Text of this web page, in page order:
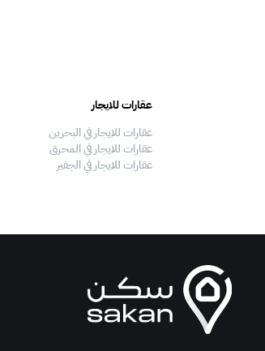
عقارات للايجار
عقارات للايجار في البحرين
عقارات للايجار في المحرق
عقارات للايجار في الجفير